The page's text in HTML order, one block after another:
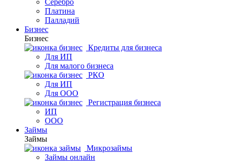
Платина
Палладий
Бизнес
Бизнес
Кредиты для бизнеса
Для ИП
Для малого бизнеса
РКО
Для ИП
Для ООО
Регистрация бизнеса
ИП
ООО
Займы
Займы
Микрозаймы
Займы онлайн